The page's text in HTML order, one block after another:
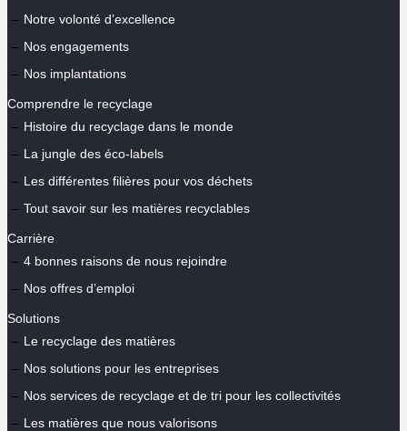
Notre volonté d’excellence
Nos engagements
Nos implantations
Comprendre le recyclage
Histoire du recyclage dans le monde
La jungle des éco-labels
Les différentes filières pour vos déchets
Tout savoir sur les matières recyclables
Carrière
4 bonnes raisons de nous rejoindre
Nos offres d’emploi
Solutions
Le recyclage des matières
Nos solutions pour les entreprises
Nos services de recyclage et de tri pour les collectivités
Les matières que nous valorisons